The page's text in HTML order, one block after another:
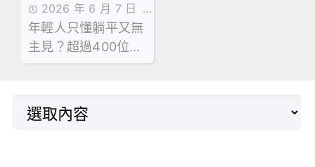
的臨床診斷
Ways社創計劃畢
業 5個月為社區諗
出90條「好橋」
2026 年 6 月 7 日
傳媒訪問
年輕人只懂躺平又無
主見？超過400位參
加第二屆 Seek Our
學及大專生就話你
知：短短五個月內，